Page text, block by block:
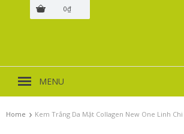
0₫
MENU
Home › Kem Trắng Da Mặt Collagen New One Linh Chi